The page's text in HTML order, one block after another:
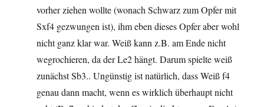
vorher ziehen wollte (wonach Schwarz zum Opfer mit
Sxf4 gezwungen ist), ihm eben dieses Opfer aber wohl
nicht ganz klar war. Weiß kann z.B. am Ende nicht
wegrochieren, da der Le2 hängt. Darum spielte weiß
zunächst Sb3.. Ungünstig ist natürlich, dass Weiß f4
genau dann macht, wenn es wirklich überhaupt nicht